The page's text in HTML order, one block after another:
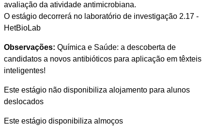
avaliação da atividade antimicrobiana.
O estágio decorrerá no laboratório de investigação 2.17 -
HetBioLab
Observações: Química e Saúde: a descoberta de
candidatos a novos antibióticos para aplicação em têxteis
inteligentes!
Este estágio não disponibiliza alojamento para alunos
deslocados
Este estágio disponibiliza almoços